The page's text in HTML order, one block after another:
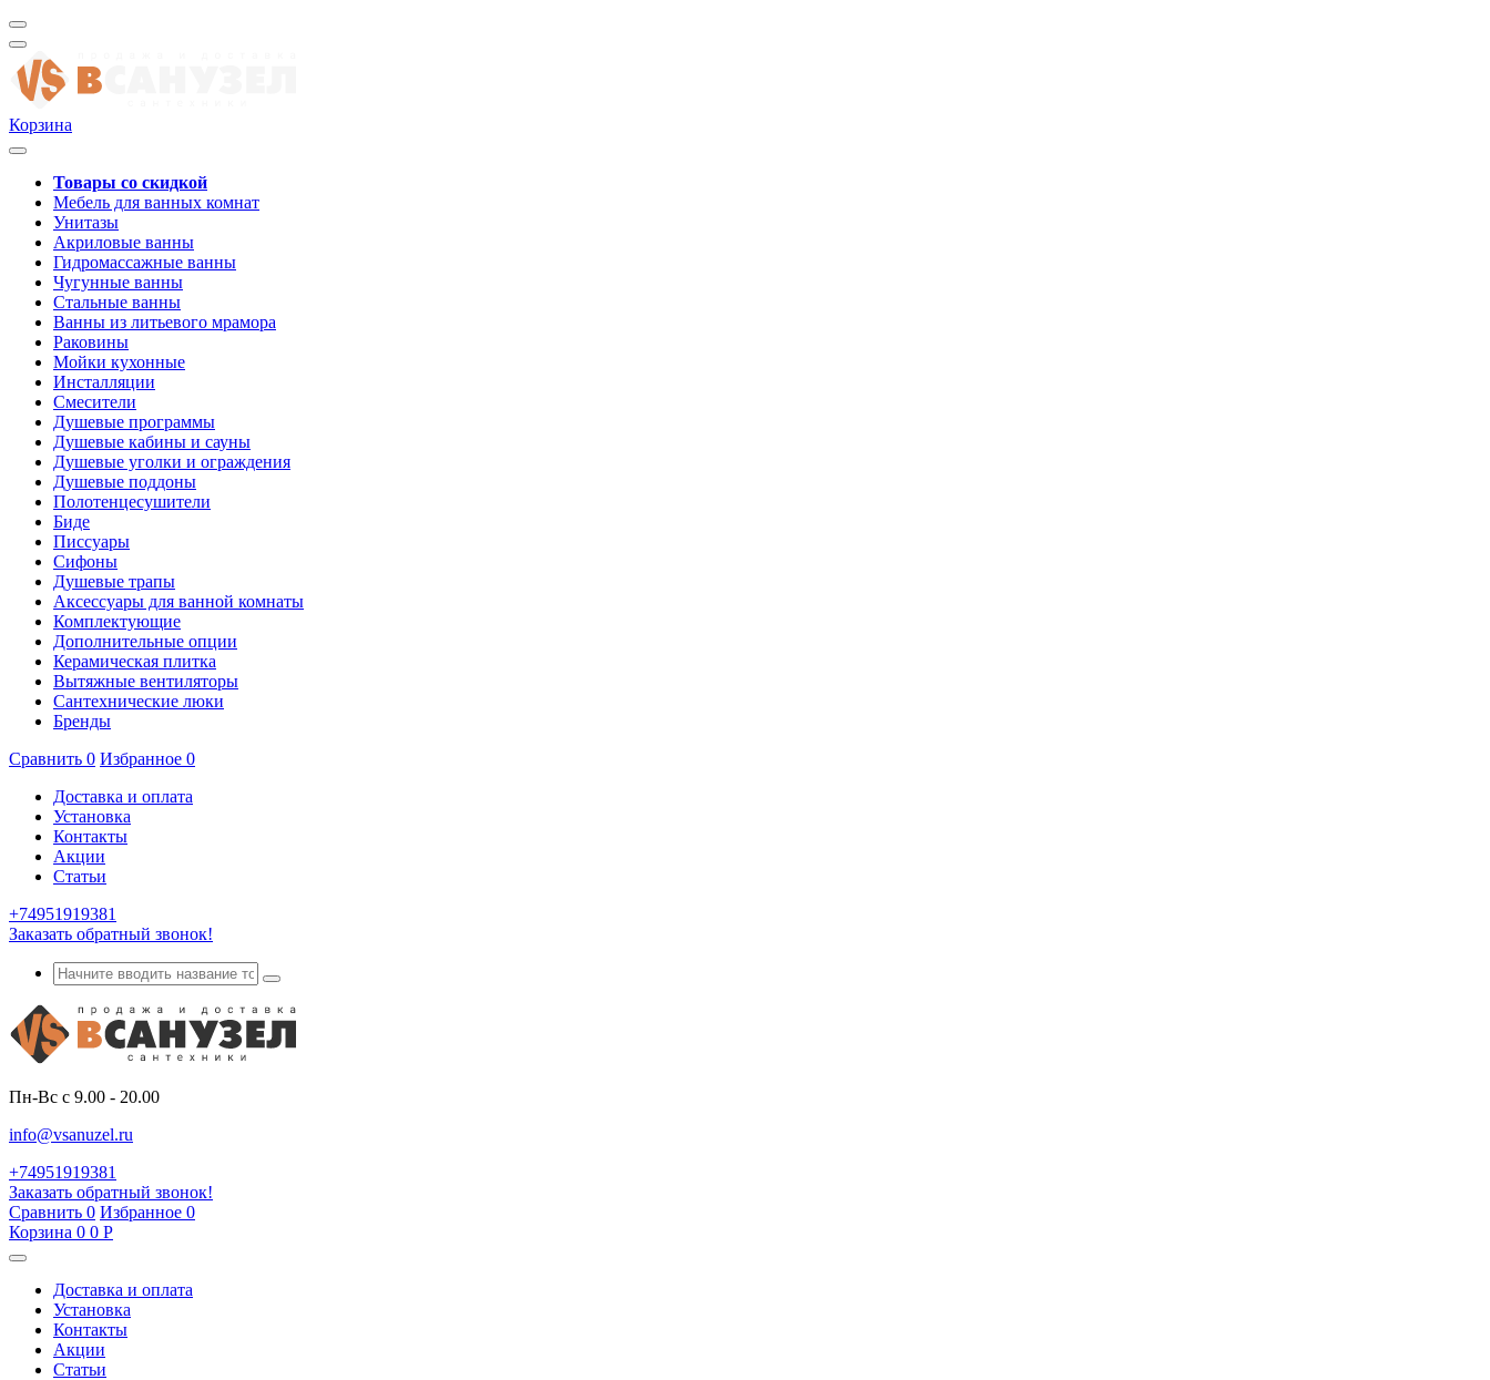
Корзина
Товары со скидкой
Мебель для ванных комнат
Унитазы
Акриловые ванны
Гидромассажные ванны
Чугунные ванны
Стальные ванны
Ванны из литьевого мрамора
Раковины
Мойки кухонные
Инсталляции
Смесители
Душевые программы
Душевые кабины и сауны
Душевые уголки и ограждения
Душевые поддоны
Полотенцесушители
Биде
Писсуары
Сифоны
Душевые трапы
Аксессуары для ванной комнаты
Комплектующие
Дополнительные опции
Керамическая плитка
Вытяжные вентиляторы
Сантехнические люки
Бренды
Сравнить 0 Избранное 0
Доставка и оплата
Установка
Контакты
Акции
Статьи
+74951919381
Заказать обратный звонок!
Пн-Вс с 9.00 - 20.00
info@vsanuzel.ru
+74951919381
Заказать обратный звонок!
Сравнить 0 Избранное 0
Корзина 0 0 Р
Доставка и оплата
Установка
Контакты
Акции
Статьи